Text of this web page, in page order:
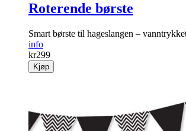
Roterende børste
Smart børste til hageslangen –
info
kr299
Kjøp